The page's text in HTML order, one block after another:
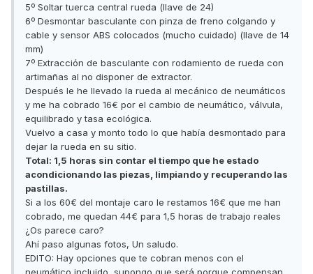
5º Soltar tuerca central rueda (llave de 24)
6º Desmontar basculante con pinza de freno colgando y
cable y sensor ABS colocados (mucho cuidado) (llave de 14
mm)
7º Extracción de basculante con rodamiento de rueda con
artimañas al no disponer de extractor.
Después le he llevado la rueda al mecánico de neumáticos
y me ha cobrado 16€ por el cambio de neumático, válvula,
equilibrado y tasa ecológica.
Vuelvo a casa y monto todo lo que había desmontado para
dejar la rueda en su sitio.
Total: 1,5 horas sin contar el tiempo que he estado
acondicionando las piezas, limpiando y recuperando las
pastillas.
Si a los 60€ del montaje caro le restamos 16€ que me han
cobrado, me quedan 44€ para 1,5 horas de trabajo reales
¿Os parece caro?
Ahí paso algunas fotos, Un saludo.
EDITO: Hay opciones que te cobran menos con el